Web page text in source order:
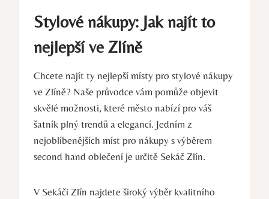
Stylové nákupy: Jak najít to
nejlepší ve Zlíně
Chcete najít ty nejlepší místy pro stylové nákupy
ve Zlíně? Naše průvodce vám pomůže objevit
skvělé možnosti, které město nabízí pro váš
šatník plný trendů a elegancí. Jedním z
nejoblíbenějších míst pro nákupy s výběrem
second hand oblečení je určitě Sekáč Zlín.
V Sekáči Zlín najdete široký výběr kvalitního